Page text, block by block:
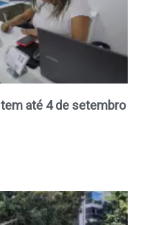
até 4 de setembro